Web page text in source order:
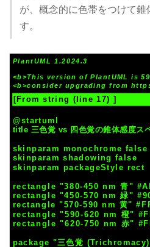
が、概念的に色帯をつけて錐
す。